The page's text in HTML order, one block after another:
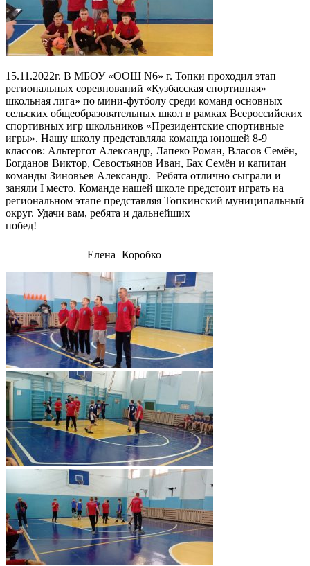
15.11.2022г. В МБОУ «ООШ N6» г. Топки проходил этап
региональных соревнований «Кузбасская спортивная»
школьная лига» по мини-футболу среди команд основных
сельских общеобразовательных школ в рамках Всероссийских
спортивных игр школьников «Президентские спортивные
игры». Нашу школу представляла команда юношей 8-9
классов: Альтергот Александр, Лапеко Роман, Власов Семён,
Богданов Виктор, Севостьянов Иван, Бах Семён и капитан
команды Зиновьев Александр. Ребята отлично сыграли и
заняли I место. Команде нашей школе предстоит играть на
региональном этапе представляя Топкинский муниципальный
округ. Удачи вам, ребята и дальнейших
побед!
Елена Коробко